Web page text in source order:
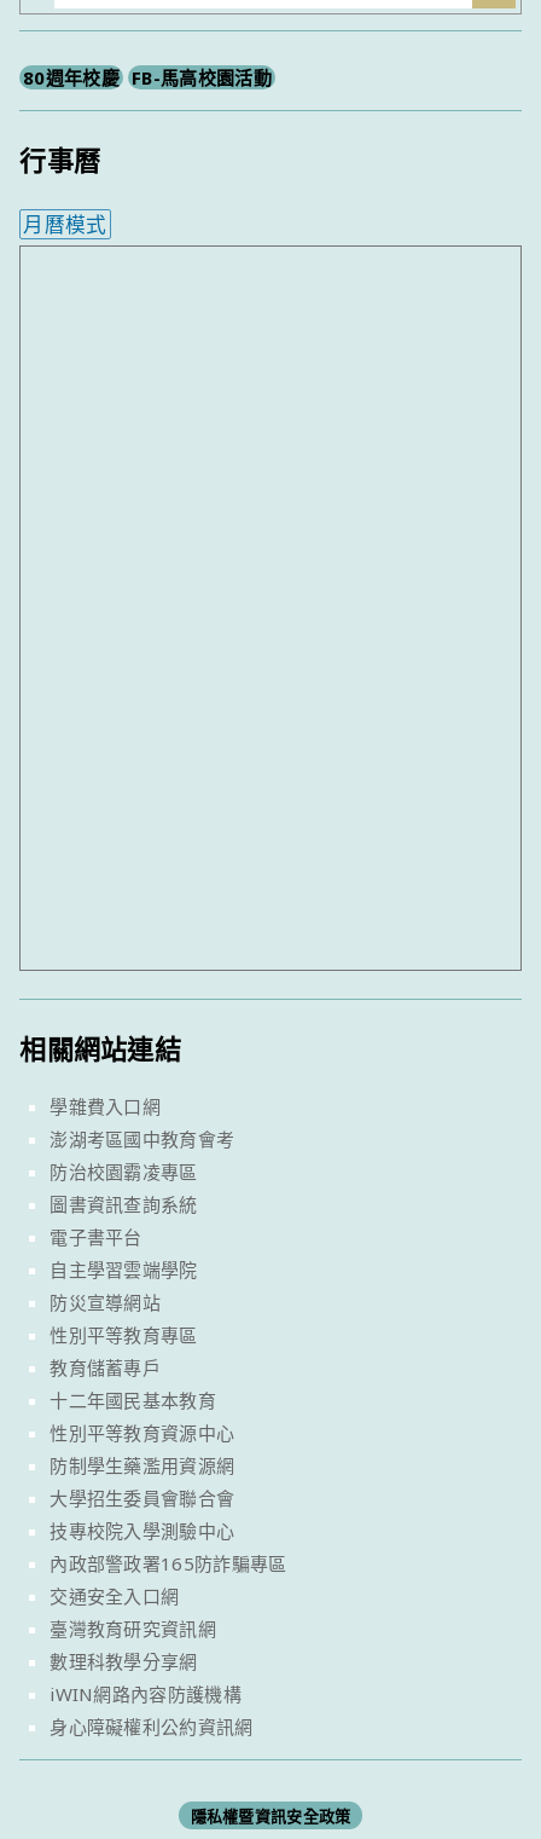
尋
80週年校慶 FB-馬高校園活動
行事曆
月曆模式
相關網站連結
學雜費入口網
澎湖考區國中教育會考
防治校園霸凌專區
圖書資訊查詢系統
電子書平台
自主學習雲端學院
防災宣導網站
性別平等教育專區
教育儲蓄專戶
十二年國民基本教育
性別平等教育資源中心
防制學生藥濫用資源網
大學招生委員會聯合會
技專校院入學測驗中心
內政部警政署165防詐騙專區
交通安全入口網
臺灣教育研究資訊網
數理科教學分享網
iWIN網路內容防護機構
身心障礙權利公約資訊網
隱私權暨資訊安全政策